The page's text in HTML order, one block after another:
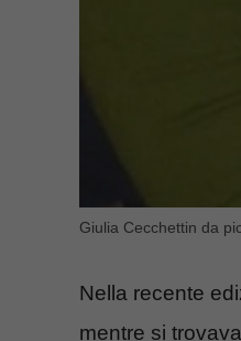
Giulia Cecchettin da
Nella recente
mentre si